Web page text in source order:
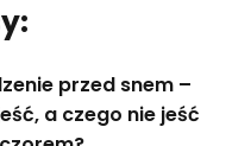
przed snem –
a czego nie jeść